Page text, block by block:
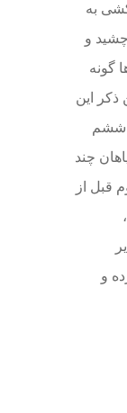
به
و
گونه
این
ششم
چند
قبل از
و